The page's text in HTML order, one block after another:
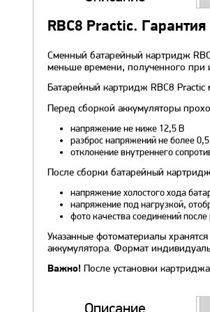
RBC8 Practic.
Сменный батарейный картридж
меньше времени, полученного при
Батарейный картридж RBC8
Перед сборкой аккумуляторы
напряжение не ниже 12,5 В
разброс напряжений не более
отклонение внутреннего
После сборки батарейный
напряжение холостого хода
напряжение под нагрузкой,
фото качества соединений
Указанные фотоматериалы
аккумулятора. Формат
Важно! После установки
Описание